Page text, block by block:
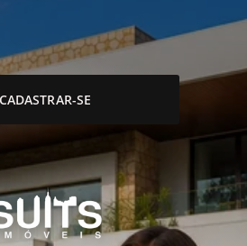
CADASTRAR-SE